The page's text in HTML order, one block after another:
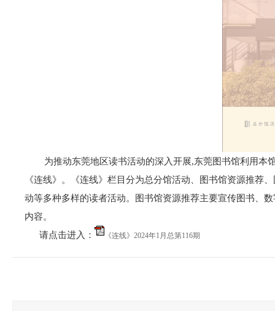
为推动东莞地区读书活动的深入开展,东莞图书馆利用本馆
《连线》。《连线》栏目分为总分馆活动、图书馆资源推荐
动等多种多样的读者活动。图书馆资源推荐主要宣传图书、
内容。
请点击进入：
《连线》2024年1月总第116期